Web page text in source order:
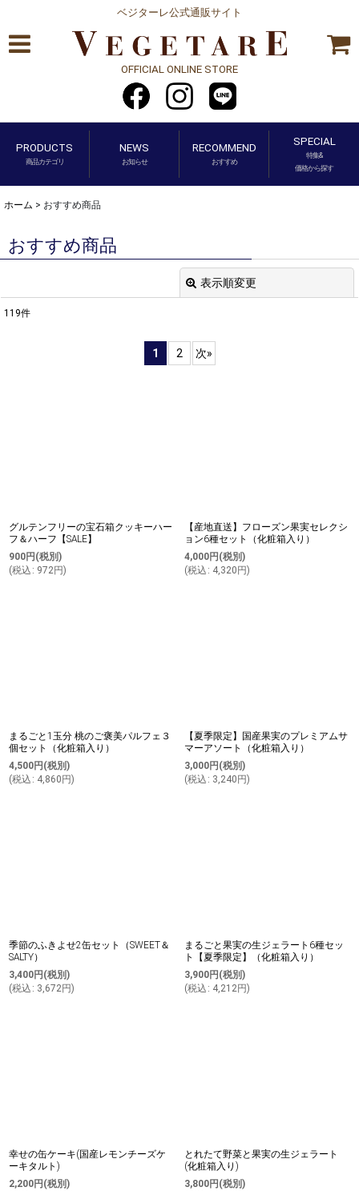
ベジターレ公式通販サイト
OFFICIAL ONLINE STORE
PRODUCTS
商品カテゴリ
NEWS
お知らせ
RECOMMEND
おすすめ
SPECIAL
特集&
価格から探す
ホーム > おすすめ商品
おすすめ商品
表示順変更
119件
1 2 次»
グルテンフリーの宝石箱クッキーハー
フ＆ハーフ【SALE】
900円 (税別)
(税込 : 972円)
【産地直送】フローズン果実セレクシ
ョン6種セット（化粧箱入り）
4,000円 (税別)
(税込 : 4,320 円)
まるごと1玉分 桃のご褒美パルフェ３
個セット（化粧箱入り）
4,500円 (税別)
(税込 : 4,860 円)
【夏季限定】国産果実のプレミアムサ
マーアソート（化粧箱入り）
3,000円 (税別)
(税込 : 3,240 円)
季節のふきよせ2缶セット（SWEET＆
SALTY）
3,400円 (税別)
(税込 : 3,672円)
まるごと果実の生ジェラート6種セッ
ト【夏季限定】（化粧箱入り）
3,900円 (税別)
(税込 : 4,212円)
幸せの缶ケーキ(国産レモンチーズケ
ーキタルト)
2,200円 (税別)
とれたて野菜と果実の生ジェラート
(化粧箱入り)
3,800円 (税別)